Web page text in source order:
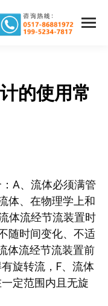
的使用常
A、流体必须满管
体、在物理学上和
体流经节流装置时
随时间变化、不适
体流经节流装置前
旋转流，F、流体
定范围内且无旋